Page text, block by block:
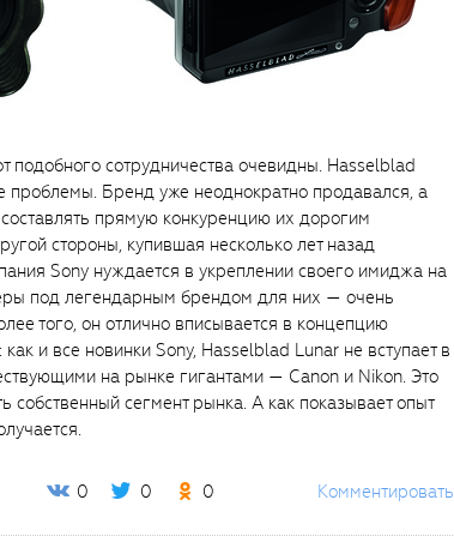
сотрудничества очевидны. Hasselblad
проблемы. Бренд уже неоднократно продавался, а
прямую конкуренцию их дорогим
стороны, купившая несколько лет назад
Sony нуждается в укреплении своего имиджа на
под легендарным брендом для них — очень
того, он отлично вписывается в концепцию
и все новинки Sony, Hasselblad Lunar не вступает в
на рынке гигантами — Canon и Nikon. Это
собственный сегмент рынка. А как показывает опыт
0 0 0 Комментировать